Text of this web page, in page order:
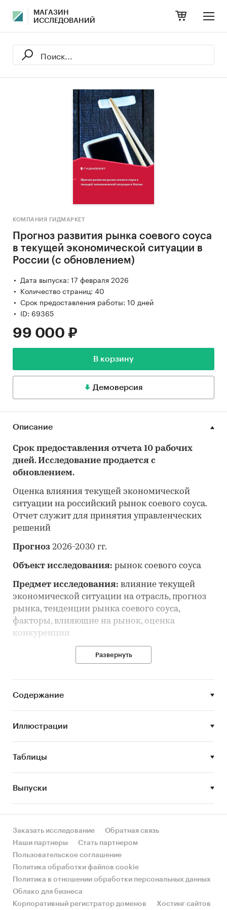
МАГАЗИН
ИССЛЕДОВАНИЙ
КОМПАНИЯ ГИДМАРКЕТ
Прогноз развития рынка соевого соуса
в текущей экономической ситуации в
России (с обновлением)
Дата выпуска: 17 февраля 2026
Количество страниц: 40
Срок предоставления работы: 10 дней
ID: 69365
99 000 ₽
В корзину
Демоверсия
Описание
Срок предоставления отчета 10 рабочих
дней. Исследование продается с
обновлением.
Оценка влияния текущей экономической
ситуации на российский рынок соевого соуса.
Отчет служит для принятия управленческих
решений
Прогноз 2026-2030 гг.
Объект исследования: рынок соевого соуса
Предмет исследования: влияние текущей
экономической ситуации на отрасль, прогноз
рынка, тенденции рынка соевого соуса,
факторы, влияющие на рынок, оценка
конкуренции
Анализ и прогноз рынка соевого соуса
выполнен по рынку в целом, без выделения его
Описание состояния рынка соевого соуса
Оценка объема рынка соевого соуса
STEP-анализ факторов, влияющих на рынок
соевого соуса
Оценка текущих тенденций и перспектив
Анализ влияния кризисов на отрасль
Составление прогноза развития рынка до
2030 г.
Развернуть
Содержание
Иллюстрации
Таблицы
Выпуски
Заказать исследование
Обратная связь
Наши партнеры
Стать партнером
Пользовательское соглашение
Политика обработки файлов cookie
Политика в отношении обработки персональных данных
Облако для бизнеса
Корпоративный регистратор доменов
Хостинг сайтов